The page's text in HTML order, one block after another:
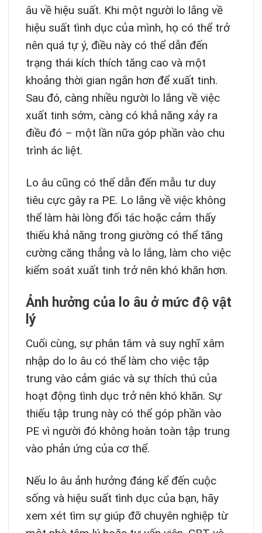
âu về hiệu suất. Khi một người lo lắng về
hiệu suất tình dục của mình, họ có thể trở
nên quá tự ý, điều này có thể dẫn đến
trạng thái kích thích tăng cao và một
khoảng thời gian ngắn hơn để xuất tinh.
Sau đó, càng nhiều người lo lắng về việc
xuất tinh sớm, càng có khả năng xảy ra
điều đó – một lần nữa góp phần vào chu
trình ác liệt.
Lo âu cũng có thể dẫn đến mẫu tư duy
tiêu cực gây ra PE. Lo lắng về việc không
thể làm hài lòng đối tác hoặc cảm thấy
thiếu khả năng trong giường có thể tăng
cường căng thẳng và lo lắng, làm cho việc
kiểm soát xuất tinh trở nên khó khăn hơn.
Ảnh hưởng của lo âu ở mức độ vật
lý
Cuối cùng, sự phân tâm và suy nghĩ xâm
nhập do lo âu có thể làm cho việc tập
trung vào cảm giác và sự thích thú của
hoạt động tình dục trở nên khó khăn. Sự
thiếu tập trung này có thể góp phần vào
PE vì người đó không hoàn toàn tập trung
vào phản ứng của cơ thể.
Nếu lo âu ảnh hưởng đáng kể đến cuộc
sống và hiệu suất tình dục của bạn, hãy
xem xét tìm sự giúp đỡ chuyên nghiệp từ